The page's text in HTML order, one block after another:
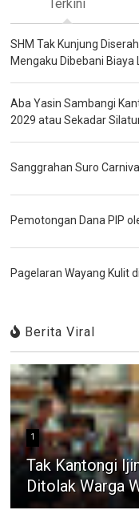
Terkini
SHM Tak Kunjung
Mengaku Dibebani Biaya
Aba Yasin Sambangi
2029 atau Sekadar
Sanggrahan Suro
Pemotongan Dana PIP
Pagelaran Wayang Kulit
Berita Viral
1
Tak Kantongi
Ditolak Warga